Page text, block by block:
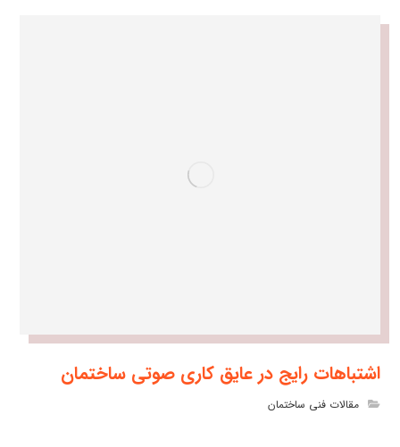
اشتباهات رایج در عایق کاری صوتی ساختمان
مقالات فنی ساختمان